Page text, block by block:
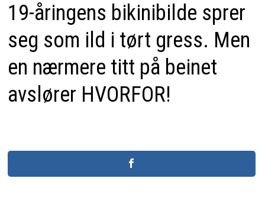
19-åringens bikinibilde sprer
seg som ild i tørt gress. Men
en nærmere titt på beinet
avslører HVORFOR!